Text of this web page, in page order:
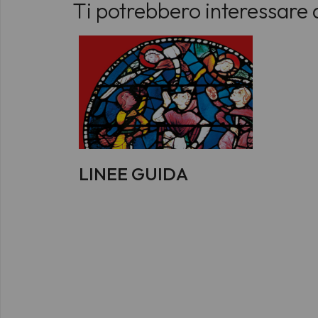
Ti potrebbero interessare
LINEE GUIDA